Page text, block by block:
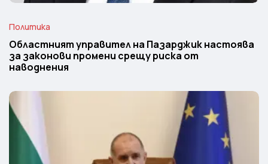
Политика
Областният управител на Пазарджик настоява
за законови промени срещу риска от
наводнения